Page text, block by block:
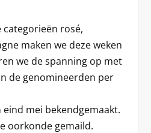
categorieën rosé,
maken we deze weken
we de spanning op met
de genomineerden per
mei bekendgemaakt.
oorkonde gemaild.